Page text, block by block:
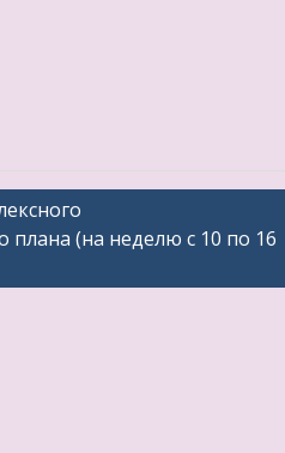
плана (на неделю с 10 по 16